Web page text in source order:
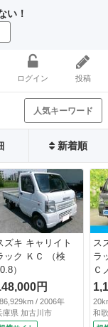
い！
ログイン 投稿
人気キーワード
新着順
ズキ キャリイト
ック ＫＣ （検
）
円
/ 2006年
庫県 加古川市
ス
ラ
Ｃ
／
レ
ズ
止
和